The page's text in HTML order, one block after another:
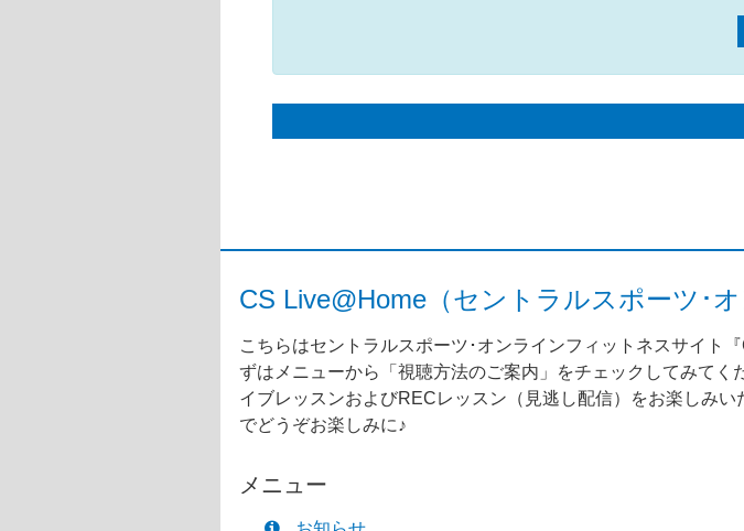
CS Live@Home（セントラルスポーツ･
こちらはセントラルスポーツ･オンラインフィットネスサイト
ずはメニューから「視聴方法のご案内」をチェックしてみてく
イブレッスンおよびRECレッスン（見逃し配信）をお楽しみ
でどうぞお楽しみに♪
メニュー